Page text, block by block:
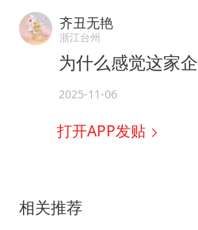
齐丑无艳
浙江台州
为什么感觉这家
2025-11-06
打开APP发贴
相关推荐